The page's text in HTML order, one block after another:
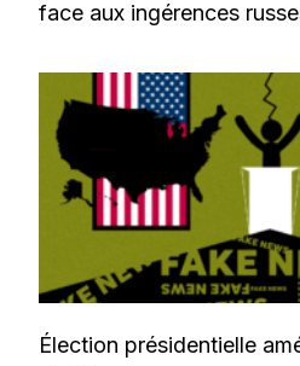
face aux ingérences
Élection présidentielle